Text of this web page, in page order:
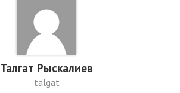
Талгат Рыскалиев
talgat